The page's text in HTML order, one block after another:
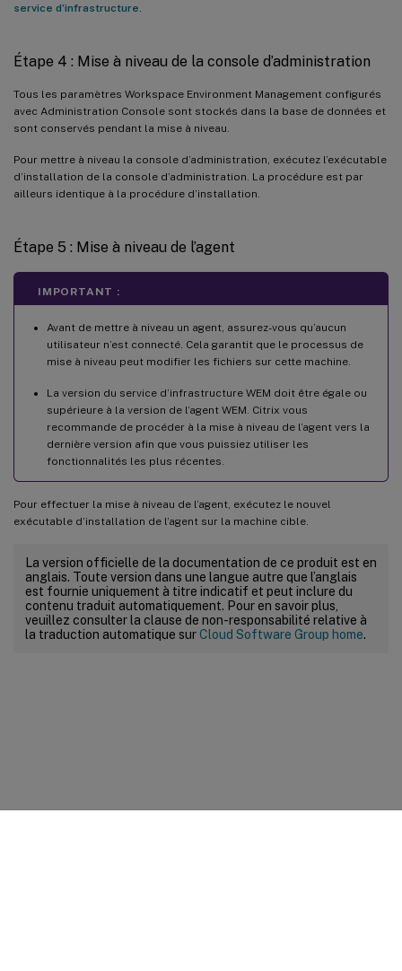
service d’infrastructure
Étape 4 : Mise à niveau de la console d’administration
Tous les paramètres Workspace Environment Management configurés
avec Administration Console sont stockés dans la base de données et
sont conservés pendant la mise à niveau.
Pour mettre à niveau la console d’administration, exécutez l’exécutable
d’installation de la console d’administration. La procédure est par
ailleurs identique à la procédure d’installation.
Étape 5 : Mise à niveau de l’agent
IMPORTANT :
Avant de mettre à niveau un agent, assurez-vous qu’aucun
utilisateur n’est connecté. Cela garantit que le processus de
mise à niveau peut modifier les fichiers sur cette machine.
La version du service d’infrastructure WEM doit être égale ou
supérieure à la version de l’agent WEM. Citrix vous
recommande de procéder à la mise à niveau de l’agent vers la
dernière version afin que vous puissiez utiliser les
fonctionnalités les plus récentes.
Pour effectuer la mise à niveau de l’agent, exécutez le nouvel
exécutable d’installation de l’agent sur la machine cible.
La version officielle de la documentation de ce produit est en
anglais. Toute version dans une langue autre que l’anglais
est fournie uniquement à titre indicatif et peut inclure du
contenu traduit automatiquement. Pour en savoir plus,
veuillez consulter la clause de non-responsabilité relative à
la traduction automatique surCloud Software Group home.